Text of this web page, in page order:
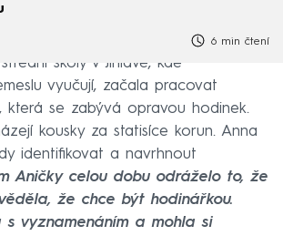
6 min čtení
školy v Jihlavě, kde
vyučují, začala pracovat
která se zabývá opravou hodinek.
kousky za statisíce korun. Anna
identifikovat a navrhnout
Aničky celou dobu odráželo to, že
že chce být hodinářkou.
s vyznamenáním a mohla si